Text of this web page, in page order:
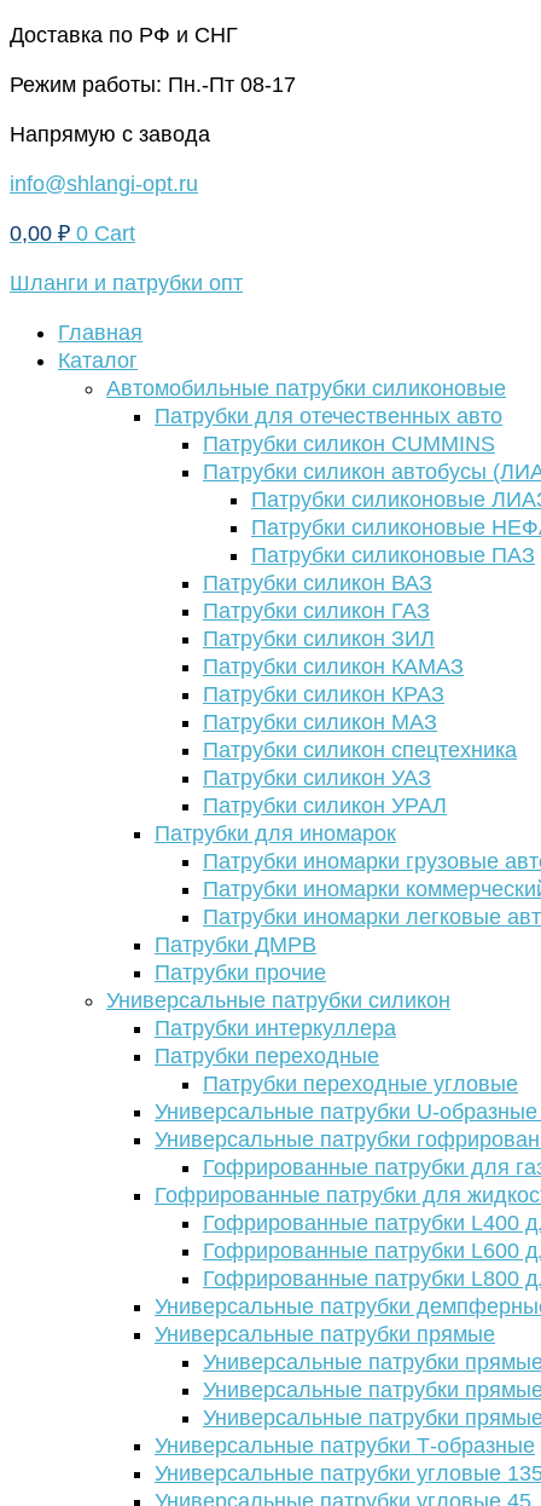
Перейти
содержимому
Доставка по РФ и СНГ
Режим работы: Пн.-Пт 08-17
Напрямую с завода
info@shlangi-opt.ru
0,00 ₽ 0 Cart
Шланги и патрубки опт
Главная
Каталог
Автомобильные патрубки силиконовые
Патрубки для отечественных авто
Патрубки силикон CUMMINS
Патрубки силикон автобусы
Патрубки силиконовые
Патрубки силиконовые
Патрубки силиконовые ПАЗ
Патрубки силикон ВАЗ
Патрубки силикон ГАЗ
Патрубки силикон ЗИЛ
Патрубки силикон КАМАЗ
Патрубки силикон КРАЗ
Патрубки силикон МАЗ
Патрубки силикон спецтехника
Патрубки силикон УАЗ
Патрубки силикон УРАЛ
Патрубки для иномарок
Патрубки иномарки грузовые
Патрубки иномарки
Патрубки иномарки легковые
Патрубки ДМРВ
Патрубки прочие
Универсальные патрубки силикон
Патрубки интеркуллера
Патрубки переходные
Патрубки переходные угловые
Универсальные патрубки U-
Универсальные патрубки
Гофрированные патрубки для
Гофрированные патрубки для
Гофрированные патрубки L400
Гофрированные патрубки L600
Гофрированные патрубки L800
Универсальные патрубки
Универсальные патрубки прямые
Универсальные патрубки
Универсальные патрубки
Универсальные патрубки
Универсальные патрубки Т-образные
Универсальные патрубки угловые
Универсальные патрубки угловые 45